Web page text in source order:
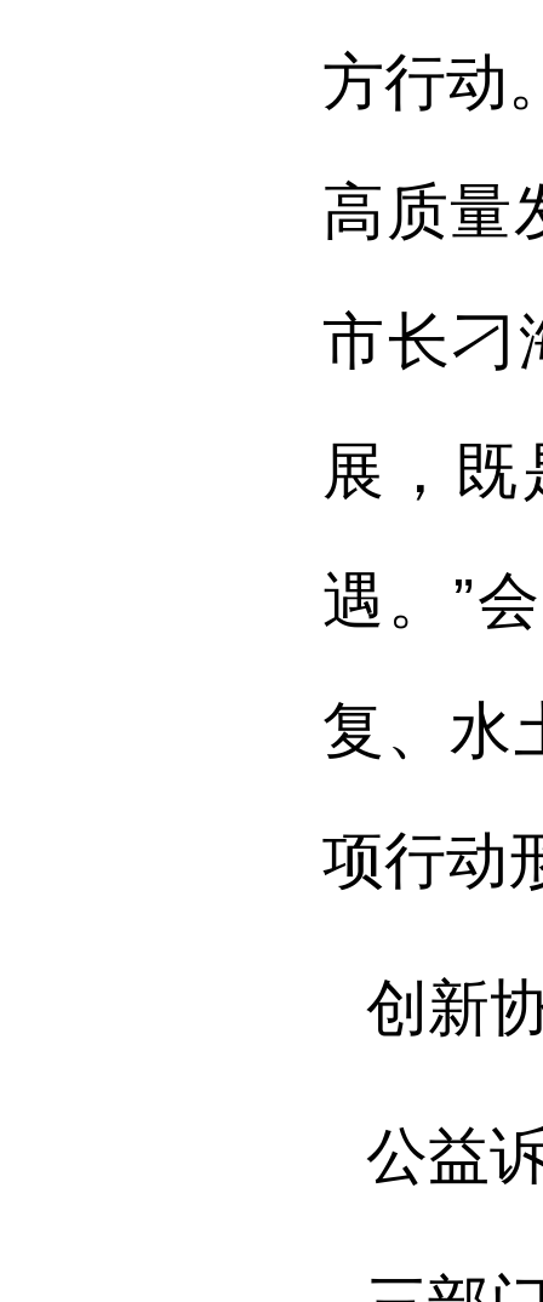
方行动
高质量
市长刁
展，
遇。”
复、水
项行动
创新
公益